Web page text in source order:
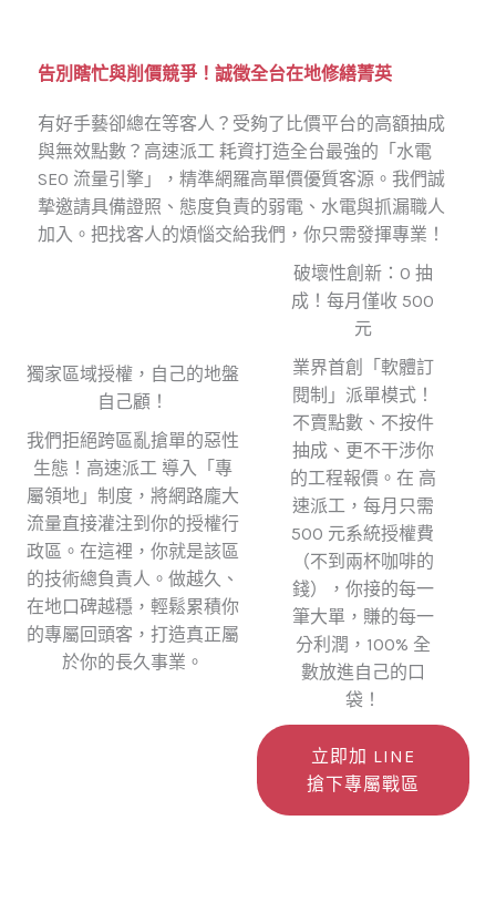
告別瞎忙與削價競爭！誠徵全台在地修繕菁英
有好手藝卻總在等客人？受夠了比價平台的高額抽成
與無效點數？高速派工 耗資打造全台最強的「水電
SEO 流量引擎」，精準網羅高單價優質客源。我們誠
摯邀請具備證照、態度負責的弱電、水電與抓漏職人
加入。把找客人的煩惱交給我們，你只需發揮專業！
獨家區域授權，自己的地盤
自己顧！
我們拒絕跨區亂搶單的惡性
生態！高速派工 導入「專
屬領地」制度，將網路龐大
流量直接灌注到你的授權行
政區。在這裡，你就是該區
的技術總負責人。做越久、
在地口碑越穩，輕鬆累積你
的專屬回頭客，打造真正屬
於你的長久事業。
破壞性創新：0 抽
成！每月僅收 500
元
業界首創「軟體訂
閱制」派單模式！
不賣點數、不按件
抽成、更不干涉你
的工程報價。在 高
速派工，每月只需
500 元系統授權費
（不到兩杯咖啡的
錢），你接的每一
筆大單，賺的每一
分利潤，100% 全
數放進自己的口
袋！
立即加 LINE
搶下專屬戰區